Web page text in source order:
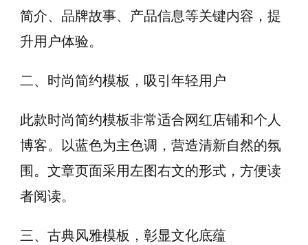
简介、品牌故事、产品信息等关键内容，提
升用户体验。
二、时尚简约模板，吸引年轻用户
此款时尚简约模板非常适合网红店铺和个人
博客。以蓝色为主色调，营造清新自然的氛
围。文章页面采用左图右文的形式，方便读
者阅读。
三、古典风雅模板，彰显文化底蕴